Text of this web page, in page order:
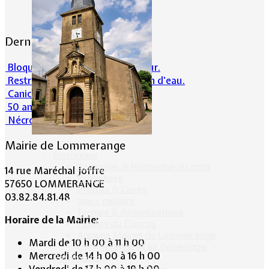
Armoiries & Historique du nom
Préhistoire
Prêtres & Curés
Fusillés du Conroy
Lommerange et sa Généalogie
Patrimoine
Dernières actualités
Bloqué en forêt. Cherchez l’erreur.
Restrictions sur la consommation d'eau.
Canicule et milieu naturel
50 ans d’histoires de foot
Nécrologie : Norbert Lacolombe
Mairie de Lommerange
14 rue Maréchal Joffre
57650 LOMMERANGE
03.82.84.81.48
Horaire de la Mairie:
Mardi de 10 h 00 à 11 h 00
Mercredi de 14 h 00 à 16 h 00